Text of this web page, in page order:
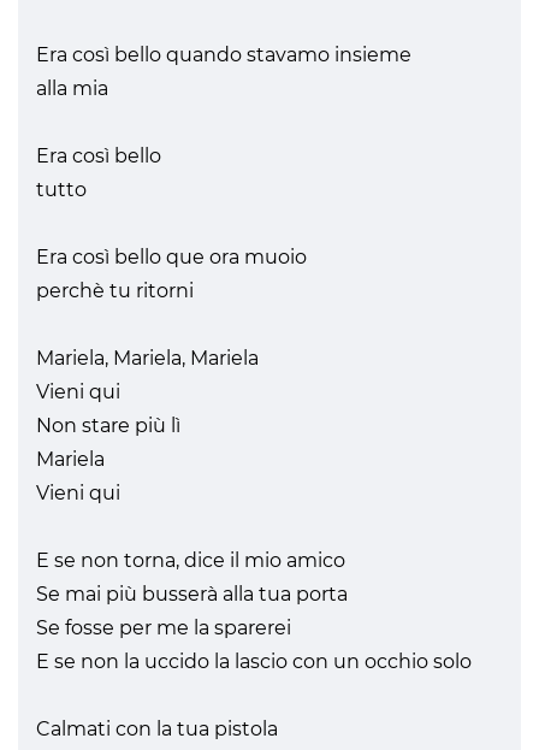
Era così bello quando stavamo insieme
alla mia
Era così bello
tutto
Era così bello que ora muoio
perchè tu ritorni
Mariela, Mariela, Mariela
Vieni qui
Non stare più lì
Mariela
Vieni qui
E se non torna, dice il mio amico
Se mai più busserà alla tua porta
Se fosse per me la sparerei
E se non la uccido la lascio con un occhio solo
Calmati con la tua pistola